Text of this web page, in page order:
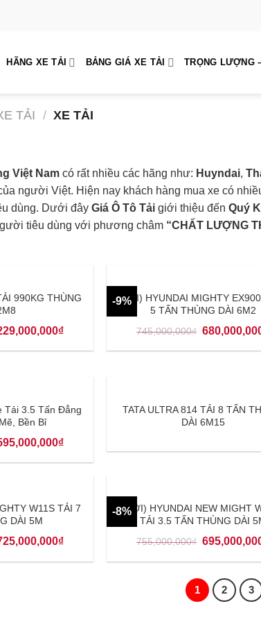
HÃNG XE TẢI BẢNG GIÁ XE TẢI TRỌNG LƯỢNG
TẢI / XE TẢI
Việt Nam có rất nhiều các hãng như: Huyndai,
người Việt. Hiện nay khách hàng mua xe có
dùng. Dưới đây Giá Ô Tô Tải giới thiệu đến Quý
tiêu dùng với phương châm “CHẤT LƯỢNG
990KG THÙNG
₫
-9%
(MỚI) HYUNDAI MIGHTY
5 TẤN THÙNG DÀI 6M2
745,000,000₫
Tải 3.5 Tấn Đẳng
Bền Bỉ
₫
TATA ULTRA 814 TẢI 8 TẤN
DÀI 6M15
W11S TẢI 7
DÀI 5M
₫
-8%
(MỚI) HYUNDAI NEW MIGHT
TẢI 3.5 TẤN THÙNG DÀI
755,000,000₫
1 2 3